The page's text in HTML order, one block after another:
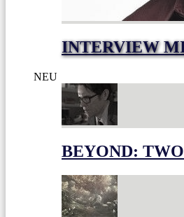
INTERVIEW
NEU
BEYOND: